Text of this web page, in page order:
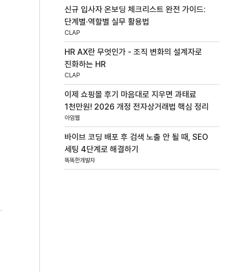
신규 입사자 온보딩 체크리스트 완전 가이드:
단계별·역할별 실무 활용법
CLAP
HR AX란 무엇인가 - 조직 변화의 설계자로
진화하는 HR
CLAP
이제 쇼핑몰 후기 마음대로 지우면 과태료
1천만원! 2026 개정 전자상거래법 핵심 정리
아임웹
바이브 코딩 배포 후 검색 노출 안 될 때, SEO
세팅 4단계로 해결하기
똑똑한개발자